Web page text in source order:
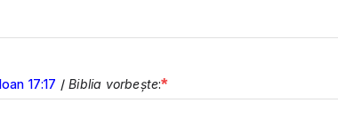
Ioan 17:17 /Biblia vorbește:*